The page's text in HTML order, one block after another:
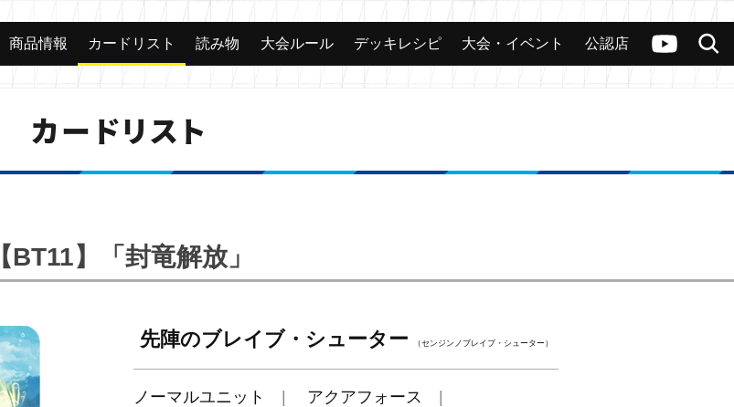
ヴァンガードch
検索
カード 大会 公認店舗 その他
商品情報 カードリスト 読み物 大会ルール デッキレシピ 大会・イベント 公認店
カードリスト
【BT11】「封竜解放」
先陣のブレイブ・シューター （センジンノブレイブ・シューター）
ノーマルユニット
アクアフォース